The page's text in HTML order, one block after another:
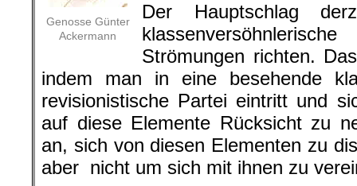
Genosse Günter
Ackermann
Der Hauptschlag
Strömungen richten.
indem man in eine besehende
revisionistische Partei eintritt und
auf diese Elemente Rücksicht zu
an, sich von diesen Elementen zu
aber nicht um sich mit ihnen zu